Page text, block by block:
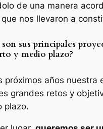
de una manera
nos llevaron a
son sus principales
y medio plazo?
próximos años nuestra
grandes retos y
plazo.